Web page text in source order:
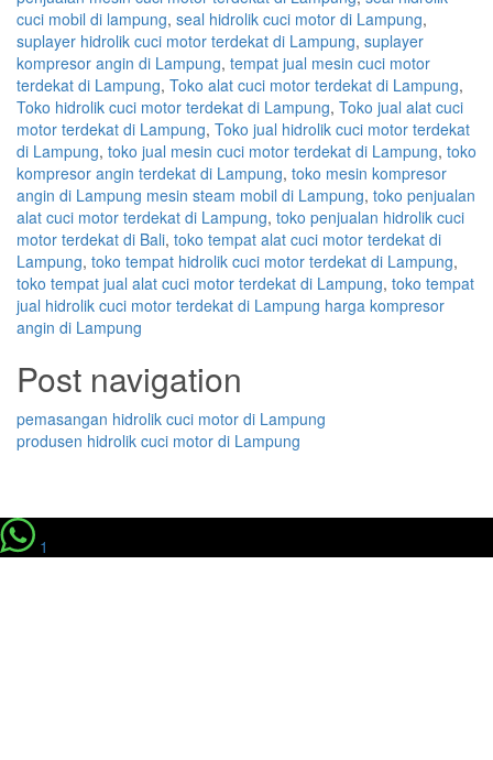
cuci mobil di lampung, seal hidrolik cuci motor di Lampung,
suplayer hidrolik cuci motor terdekat di Lampung, suplayer
kompresor angin di Lampung, tempat jual mesin cuci motor
terdekat di Lampung, Toko alat cuci motor terdekat di Lampung,
Toko hidrolik cuci motor terdekat di Lampung, Toko jual alat cuci
motor terdekat di Lampung, Toko jual hidrolik cuci motor terdekat
di Lampung, toko jual mesin cuci motor terdekat di Lampung, toko
kompresor angin terdekat di Lampung, toko mesin kompresor
angin di Lampung mesin steam mobil di Lampung, toko penjualan
alat cuci motor terdekat di Lampung, toko penjualan hidrolik cuci
motor terdekat di Bali, toko tempat alat cuci motor terdekat di
Lampung, toko tempat hidrolik cuci motor terdekat di Lampung,
toko tempat jual alat cuci motor terdekat di Lampung, toko tempat
jual hidrolik cuci motor terdekat di Lampung harga kompresor
angin di Lampung
Post navigation
pemasangan hidrolik cuci motor di Lampung
produsen hidrolik cuci motor di Lampung
1